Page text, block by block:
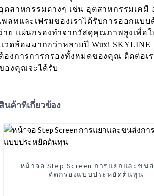
อุตสาหกรรมต่างๆ เช่น อุตสาหกรรมเคมี
เพลทและเฟรมของเราได้รับการออกแบ
ง่าย แผ่นกรองทำจากวัสดุคุณภาพสูงเพื่อ
แวดล้อมมากกว่าหลายปี Wuxi
ต้องการการกรองทั้งหมดของคุณ ติดต่อเร
องคุณจะได้รับ
สินค้าที่เกี่ยวข้อง
หน้าจอ Step Screen การแยกและขนส่
คัดกรองแบบประหยัดต้นทุน